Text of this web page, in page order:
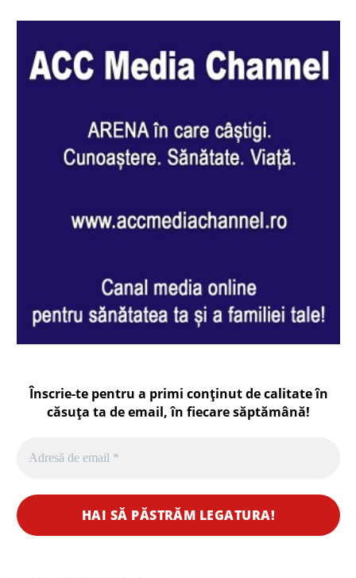
Înscrie-te pentru a primi conținut de calitate în
căsuța ta de email, în fiecaresăptămână!